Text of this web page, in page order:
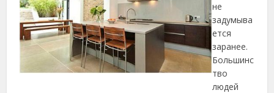
не
задумыва
ется
заранее.
Большинс
тво
людей